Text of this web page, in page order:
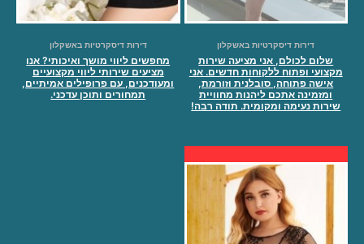
דירות דיסקרטיות באשקלון
שלום לכולם, אני מציעה שירות
מקצועי ופתוח ללקוחות חדשים. אני
אישה פתוחה, סובלנית וזורמת,
ומזמינה אתכם ליהנות מחוויית
שירות נעימה ומקומית. תודה רבה!
דירות דיסקרטיות באשקלון
מחפשים ליווי מושך ואיכותי? אנו
מציעים שירותי ליווי מקצועיים
ומעודכנים, עם פרופילים אמיתיים,
תמחורים ותוכן עדכני.